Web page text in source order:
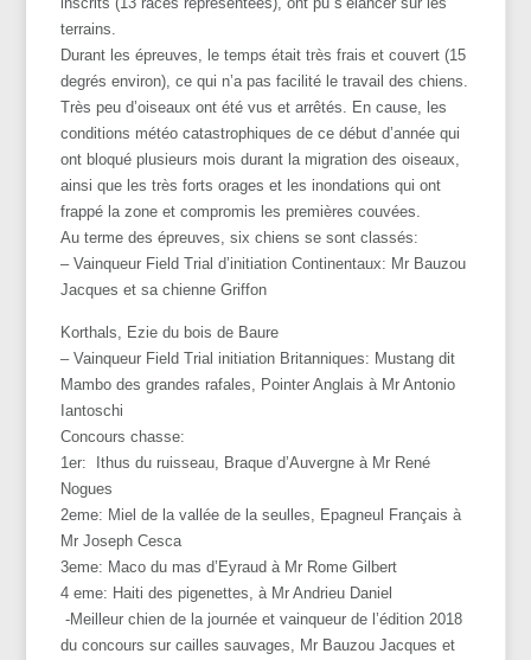
terrains.
Durant les épreuves, le temps était très frais et couvert (15
degrés environ), ce qui n’a pas facilité le travail des chiens.
Très peu d’oiseaux ont été vus et arrêtés. En cause, les
conditions météo catastrophiques de ce début d’année qui
ont bloqué plusieurs mois durant la migration des oiseaux,
ainsi que les très forts orages et les inondations qui ont
frappé la zone et compromis les premières couvées.
Au terme des épreuves, six chiens se sont classés:
– Vainqueur Field Trial d’initiation Continentaux: Mr Bauzou
Jacques et sa chienne Griffon
Korthals, Ezie du bois de Baure
– Vainqueur Field Trial initiation Britanniques: Mustang dit
Mambo des grandes rafales, Pointer Anglais à Mr Antonio
Iantoschi
Concours chasse:
1er: Ithus du ruisseau, Braque d’Auvergne à Mr René
Nogues
2eme: Miel de la vallée de la seulles, Epagneul Français à
Mr Joseph Cesca
3eme: Maco du mas d’Eyraud à Mr Rome Gilbert
4 eme: Haiti des pigenettes, à Mr Andrieu Daniel
-Meilleur chien de la journée et vainqueur de l’édition 2018
duconcours surcailles sauvages, Mr Bauzou Jacques et